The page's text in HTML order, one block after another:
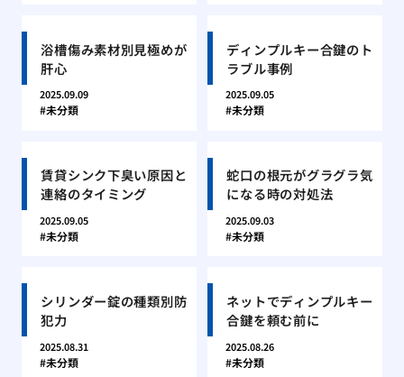
浴槽傷み素材別見極めが
肝心
2025.09.09
未分類
ディンプルキー合鍵のト
ラブル事例
2025.09.05
未分類
賃貸シンク下臭い原因と
連絡のタイミング
2025.09.05
未分類
蛇口の根元がグラグラ気
になる時の対処法
2025.09.03
未分類
シリンダー錠の種類別防
犯力
2025.08.31
未分類
ネットでディンプルキー
合鍵を頼む前に
2025.08.26
未分類